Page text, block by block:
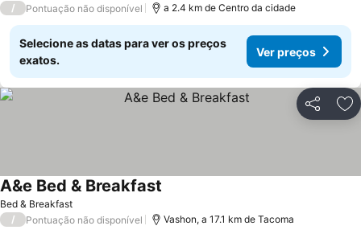
/ Pontuação não disponível a 2.4 km de Centro da cidade
Selecione as datas para ver os preços
exatos.
Ver preços
Partilhar
Bed & Breakfast
A&e Bed & Breakfast
/ Pontuação não disponível Vashon, a 17.1 km de Tacoma